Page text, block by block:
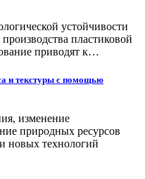
устойчивости
пластиковой
приводят к…
и текстуры с помощью
изменение
природных ресурсов
новых технологий